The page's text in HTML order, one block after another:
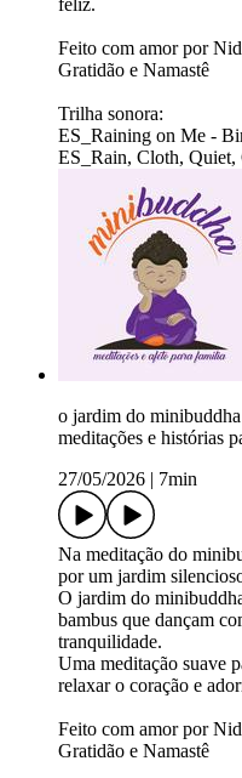
feliz.
Feito com amor por
Gratidão e Namastê
Trilha sonora:
ES_Raining on Me -
ES_Rain, Cloth,
o jardim do
meditações e histórias
27/05/2026
7min
Na meditação do
por um jardim
O jardim do
bambus que dançam
tranquilidade.
Uma meditação suave
relaxar o coração e
Feito com amor por
Gratidão e Namastê